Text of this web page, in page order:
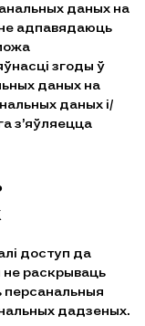
даных на
адпавядаюць
згоды ў
даных на
даных і/
з’яўляецца
доступ да
раскрываць
персанальныя
дадзеных.